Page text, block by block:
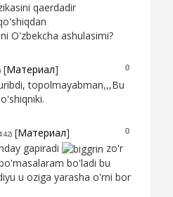
qaerdadir
O'zbekcha ashulasimi?
0
[Материал]
topolmayabman,,,Bu
0
[Материал]
gapiradi
zo'r
bo'ladi bu
u oziga yarasha o'rni bor